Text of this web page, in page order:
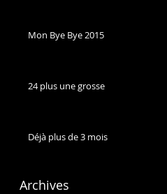
Mon Bye Bye 2015
24 plus une grosse
Déjà plus de 3 mois
Archives